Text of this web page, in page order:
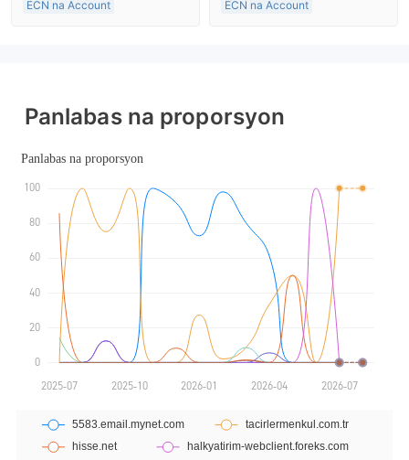
ECN na Account
ECN na Account
Panlabas na proporsyon